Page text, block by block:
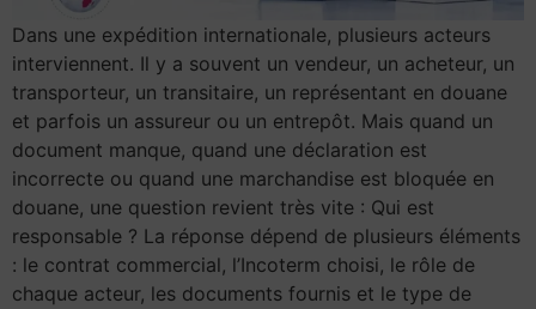
Dans une expédition internationale, plusieurs acteurs
interviennent. Il y a souvent un vendeur, un acheteur, un
transporteur, un transitaire, un représentant en douane
et parfois un assureur ou un entrepôt. Mais quand un
document manque, quand une déclaration est
incorrecte ou quand une marchandise est bloquée en
douane, une question revient très vite : Qui est
responsable ? La réponse dépend de plusieurs éléments
: le contrat commercial, l’Incoterm choisi, le rôle de
chaque acteur, les documents fournis et le type de